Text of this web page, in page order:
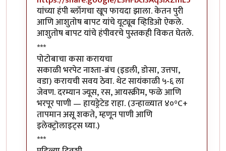
यांच्या हंपी ब्लॉगचा खूप फायदा झाला. केतन पुरी
आणि आशुतोष बापट यांचे यूट्यूब व्हिडिओ ऐकले.
आशुतोष बापट यांचे हंपीवरचे पुस्तकही विकत घेतले.
***
पोटोबाचा कसा करायचा
सकाळी भरपेट नाश्ता-ब्रंच (इडली, डोसा, उत्तपा,
वडा) करायची सवय ठेवा. थेट सायंकाळी ५-६ ला
जेवण. दरम्यान ज्यूस, रस, आयस्क्रीम, फळे आणि
भरपूर पाणी — हायड्रेटेड राहा. (उन्हाळ्यात ४०°C+
तापमान असू शकते, म्हणून पाणी आणि
इलेक्ट्रोलाइट्स घ्या.)
***